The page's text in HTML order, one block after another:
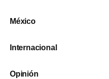
México
Internacional
Opinión